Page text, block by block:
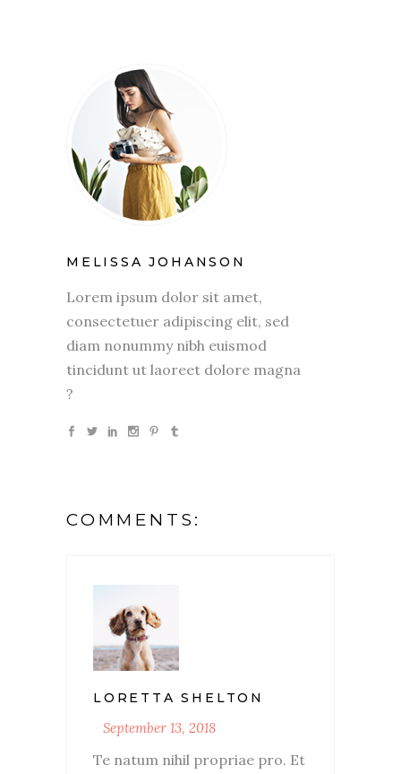
MELISSA JOHANSON
Lorem ipsum dolor sit amet,
consectetuer adipiscing elit, sed
diam nonummy nibh euismod
tincidunt ut laoreet dolore magna
?
COMMENTS:
LORETTA SHELTON
September 13, 2018
Te natum nihil propriae pro. Et